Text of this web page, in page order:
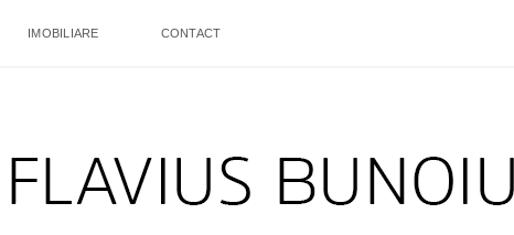
IMOBILIARE CONTACT